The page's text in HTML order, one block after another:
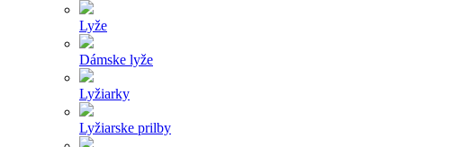
Lyže
Dámske lyže
Lyžiarky
Lyžiarske prilby